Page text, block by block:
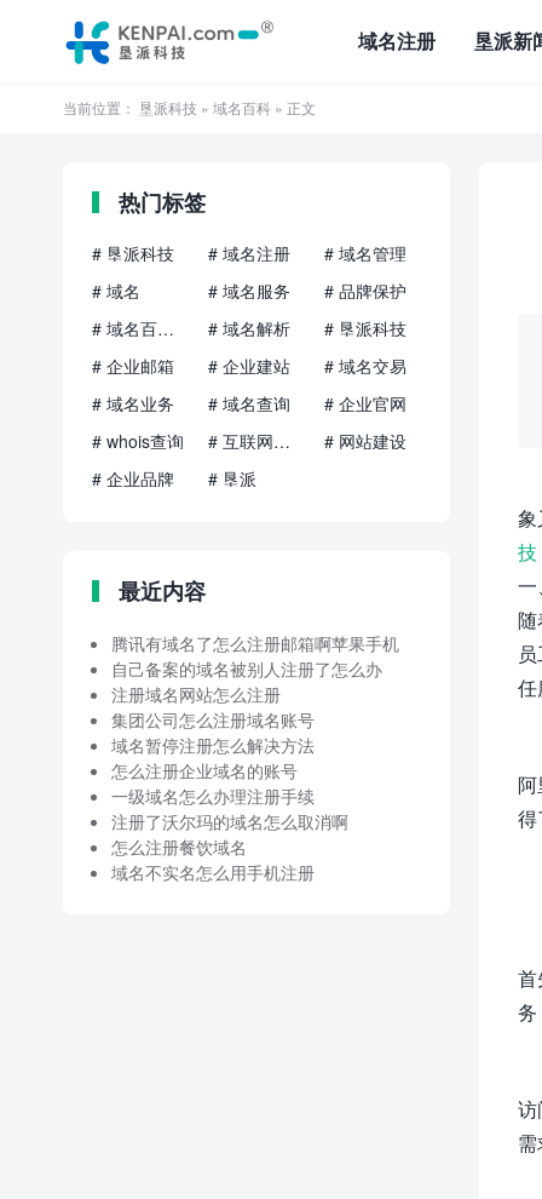
域名注册 垦派新
当前位置： 垦派科技 » 域名百科 » 正文
象
技
一
随
任
得
首
务
访
热门标签
# 垦派科技 # 域名注册
# 域名管理
# 域名
# 域名服务
# 品牌保护
# 域名百科知识
# 域名解析
# 垦派科技
# 企业邮箱
# 企业建站
# 域名交易
# 域名业务
# 域名查询
# 企业官网
# whois查询
# 互联网品牌
# 网站建设
# 企业品牌
# 垦派
最近内容
腾讯有域名了怎么注册邮箱啊苹果手机
自己备案的域名被别人注册了怎么办
注册域名网站怎么注册
集团公司怎么注册域名账号
域名暂停注册怎么解决方法
怎么注册企业域名的账号
一级域名怎么办理注册手续
注册了沃尔玛的域名怎么取消啊
怎么注册餐饮域名
域名不实名怎么用手机注册